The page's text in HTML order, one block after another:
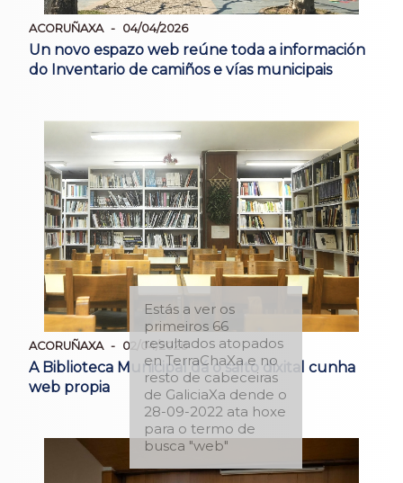
ACORUÑAXA 04/04/2026
Un novo espazo web reúne toda a información
do Inventario de camiños e vías municipais
ACORUÑAXA 02/04/2026
A Biblioteca Municipal dá o salto dixital cunha
web propia
Estás a ver os
primeiros 66
resultados atopados
en TerraChaXa e no
resto de cabeceiras
de GaliciaXa dende o
28-09-2022 ata hoxe
para o termo de
busca "web"